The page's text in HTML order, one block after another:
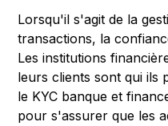
Lorsqu'il s'agit de la
transactions, la
Les institutions
leurs clients sont qui ils
le KYC banque et
pour s'assurer que les